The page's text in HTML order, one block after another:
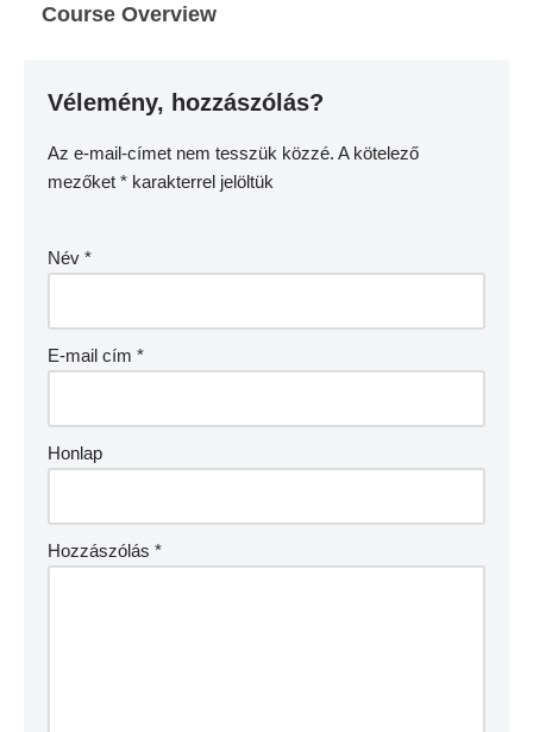
Course Overview
Vélemény, hozzászólás?
Az e-mail-címet nem tesszük közzé. A kötelező
mezőket * karakterrel jelöltük
Név *
E-mail cím *
Honlap
Hozzászólás *